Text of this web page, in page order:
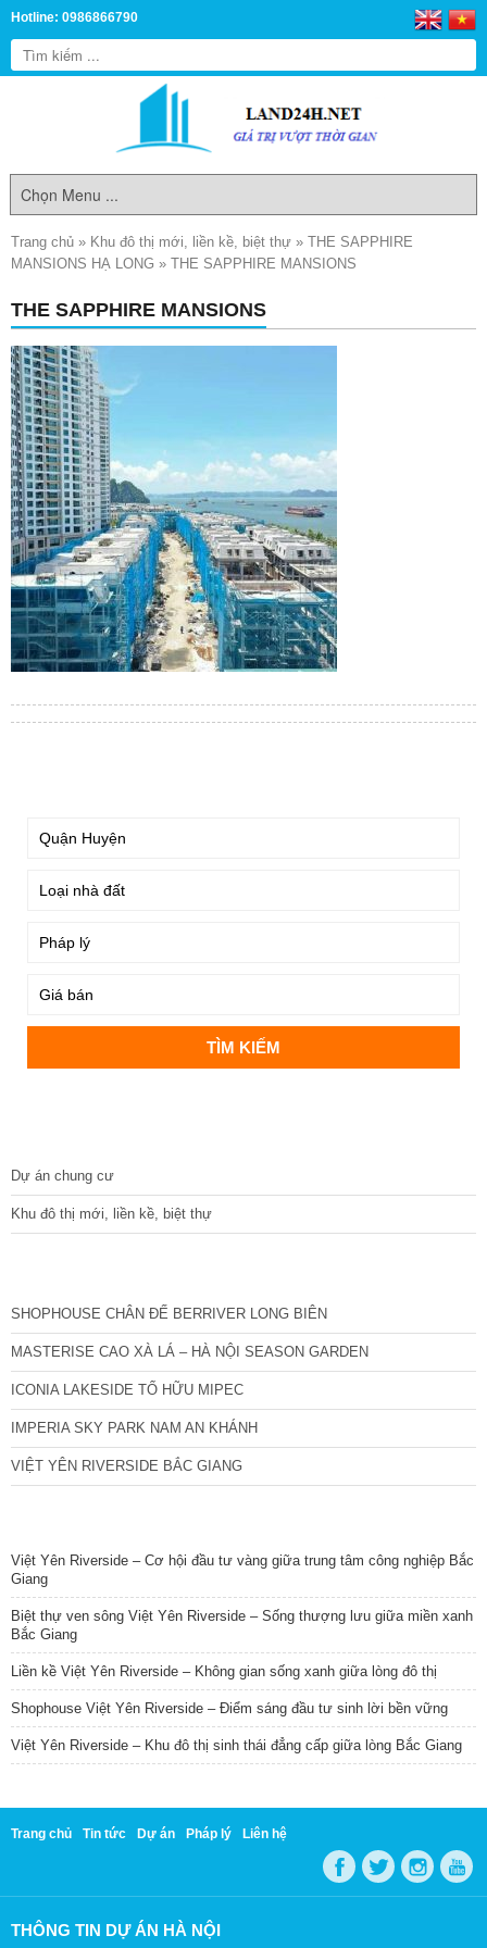
Hotline: 0986866790
Trang chủ » Khu đô thị mới, liền kề, biệt thự » THE SAPPHIRE
MANSIONS HẠ LONG » THE SAPPHIRE MANSIONS
THE SAPPHIRE MANSIONS
Dự án chung cư
Khu đô thị mới, liền kề, biệt thự
SHOPHOUSE CHÂN ĐẾ BERRIVER LONG BIÊN
MASTERISE CAO XÀ LÁ – HÀ NỘI SEASON GARDEN
ICONIA LAKESIDE TỐ HỮU MIPEC
IMPERIA SKY PARK NAM AN KHÁNH
VIỆT YÊN RIVERSIDE BẮC GIANG
Việt Yên Riverside – Cơ hội đầu tư vàng giữa trung tâm công nghiệp Bắc
Giang
Biệt thự ven sông Việt Yên Riverside – Sống thượng lưu giữa miền xanh
Bắc Giang
Liền kề Việt Yên Riverside – Không gian sống xanh giữa lòng đô thị
Shophouse Việt Yên Riverside – Điểm sáng đầu tư sinh lời bền vững
Việt Yên Riverside – Khu đô thị sinh thái đẳng cấp giữa lòng Bắc Giang
Trang chủ Tin tức Dự án Pháp lý Liên hệ
THÔNG TIN DỰ ÁN HÀ NỘI